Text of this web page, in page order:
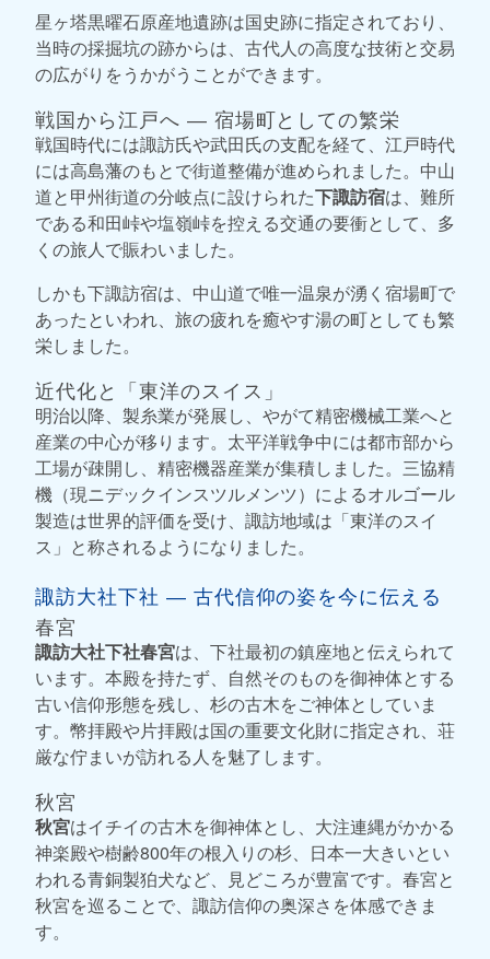
星ヶ塔黒曜石原産地遺跡は国史跡に指定されており、
当時の採掘坑の跡からは、古代人の高度な技術と交易
の広がりをうかがうことができます。
戦国から江戸へ ― 宿場町としての繁栄
戦国時代には諏訪氏や武田氏の支配を経て、江戸時代
には高島藩のもとで街道整備が進められました。中山
道と甲州街道の分岐点に設けられた下諏訪宿は、難所
である和田峠や塩嶺峠を控える交通の要衝として、多
くの旅人で賑わいました。
しかも下諏訪宿は、中山道で唯一温泉が湧く宿場町で
あったといわれ、旅の疲れを癒やす湯の町としても繁
栄しました。
近代化と「東洋のスイス」
明治以降、製糸業が発展し、やがて精密機械工業へと
産業の中心が移ります。太平洋戦争中には都市部から
工場が疎開し、精密機器産業が集積しました。三協精
機（現ニデックインスツルメンツ）によるオルゴール
製造は世界的評価を受け、諏訪地域は「東洋のスイ
ス」と称されるようになりました。
諏訪大社下社 ― 古代信仰の姿を今に伝える
春宮
諏訪大社下社春宮は、下社最初の鎮座地と伝えられて
います。本殿を持たず、自然そのものを御神体とする
古い信仰形態を残し、杉の古木をご神体としていま
す。幣拝殿や片拝殿は国の重要文化財に指定され、荘
厳な佇まいが訪れる人を魅了します。
秋宮
秋宮はイチイの古木を御神体とし、大注連縄がかかる
神楽殿や樹齢800年の根入りの杉、日本一大きいとい
われる青銅製狛犬など、見どころが豊富です。春宮と
秋宮を巡ることで、諏訪信仰の奥深さを体感できま
す。